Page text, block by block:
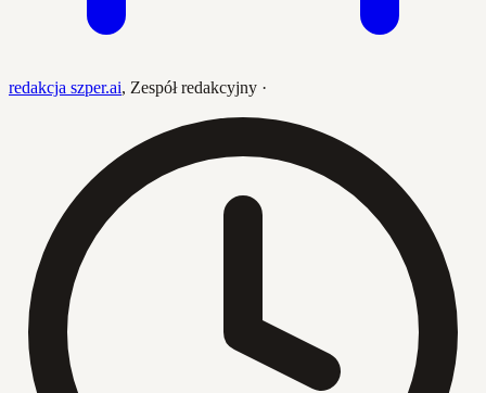
redakcja szper.ai, Zespół redakcyjny ·